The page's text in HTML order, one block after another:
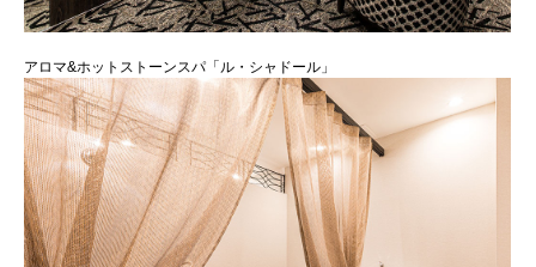
アロマ&ホットストーンスパ「ル・シャドール」